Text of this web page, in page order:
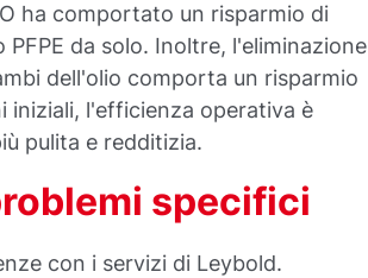
ha comportato un risparmio di
da solo. Inoltre, l'eliminazione
dell'olio comporta un risparmio
iniziali, l'efficienza operativa è
pulita e redditizia.
specifici
con i servizi di Leybold.